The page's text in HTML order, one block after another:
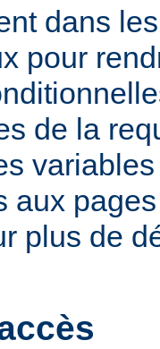
dans
pour
de la
aux
plus de